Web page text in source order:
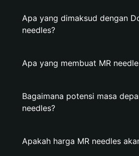
Apa yang dimaksud dengan
needles?
Apa yang membuat MR
Bagaimana potensi masa
needles?
Apakah harga MR needles